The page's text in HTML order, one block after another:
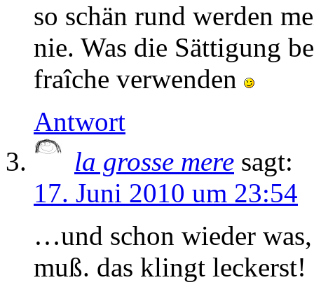
so schän rund werden
nie. Was die Sättigung
fraîche verwenden
Antwort
la grosse mere sagt:
17. Juni 2010 um 23:54
…und schon wieder
muß. das klingt leckerst!